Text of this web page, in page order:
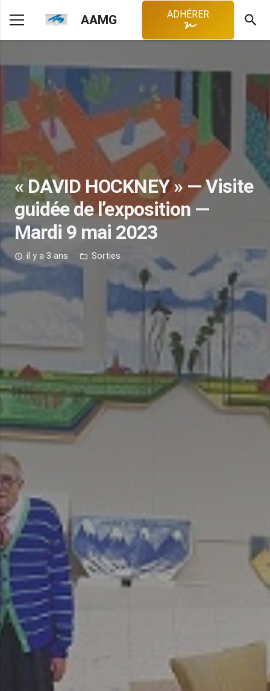
AAMG ADHÉRER search
« DAVID HOCKNEY » — Visite
guidée de l’exposition —
Mardi 9 mai 2023
access_time il y a 3 ans folder_open Sorties